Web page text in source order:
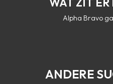
Alpha Bravo
ANDERE